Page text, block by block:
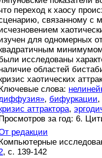
переход к хаосу
связанному с
для одномерных
исследованы
областей
хаотических
слова:
, бифуркации,
аттрактора,
за год: 6.
редакции
, с. 139-142